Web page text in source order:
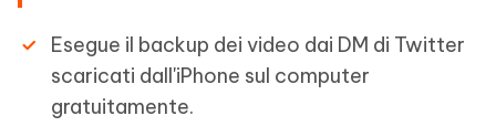
Esegue il backup dei video dai DM di Twitter
scaricati dall'iPhone sul computer
gratuitamente.